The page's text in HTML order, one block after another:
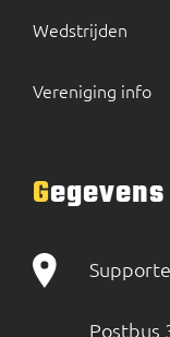
Wedstrijden
Vereniging info
Gegevens
Postbus